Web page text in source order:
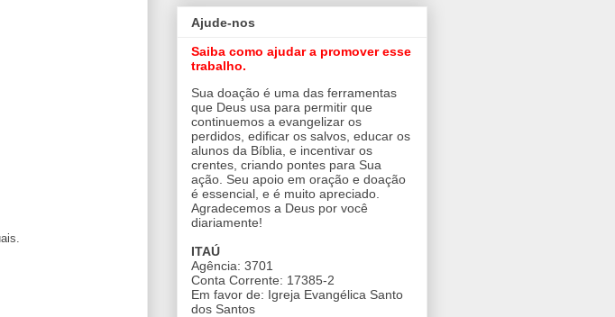
Ajude-nos
Saiba como ajudar a promover esse
trabalho.
Sua doação é uma das ferramentas
que Deus usa para permitir que
continuemos a evangelizar os
perdidos, edificar os salvos, educar os
alunos da Bíblia, e incentivar os
crentes, criando pontes para Sua
ação. Seu apoio em oração e doação
é essencial, e é muito apreciado.
Agradecemos a Deus por você
diariamente!
ITAÚ
Agência: 3701
Conta Corrente: 17385-2
Em favor de: Igreja Evangélica Santo
dos Santos